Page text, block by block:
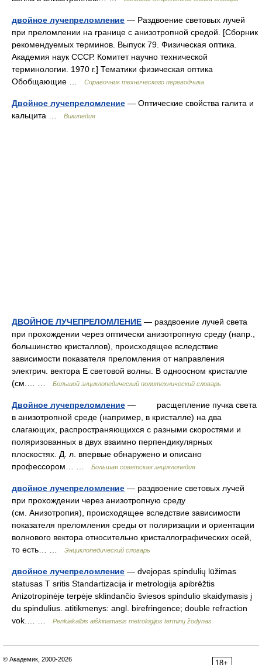
двойное лучепреломление — Раздвоение световых лучей
при преломлении на границе с анизотропной средой. [Сборник
рекомендуемых терминов. Выпуск 79. Физическая оптика.
Академия наук СССР. Комитет научно технической
терминологии. 1970 г.] Тематики физическая оптика
Обобщающие …
Справочник технического переводчика
Двойное лучепреломление — Оптические свойства галита и
кальцита …
Википедия
ДВОЙНОЕ ЛУЧЕПРЕЛОМЛЕНИЕ — раздвоение лучей света
при прохождении через оптически анизотропную среду (напр.,
большинство кристаллов), происходящее вследствие
зависимости показателя преломления от направления
электрич. вектора Е световой волны. В одноосном кристалле
(см.… …
Большой энциклопедический политехнический словарь
Двойное лучепреломление — расщепление пучка света
в анизотропной среде (например, в кристалле) на два
слагающих, распространяющихся с разными скоростями и
поляризованных в двух взаимно перпендикулярных
плоскостях. Д. л. впервые обнаружено и описано
профессором… …
Большая советская энциклопедия
двойное лучепреломление — раздвоение световых лучей
при прохождении через анизотропную среду
(см. Анизотропия), происходящее вследствие зависимости
показателя преломления среды от поляризации и ориентации
волнового вектора относительно кристаллографических осей,
то есть… …
Энциклопедический словарь
двойное лучепреломление — dvejopas spindulių lūžimas
statusas T sritis Standartizacija ir metrologija apibrėžtis
Anizotropinėje terpėje sklindančio šviesos spindulio skaidymasis į
du spindulius. atitikmenys: angl. birefringence; double refraction
vok.… …
Penkiakalbis aiškinamasis metrologijos terminų žodynas
18+
© Академик, 2000-2026